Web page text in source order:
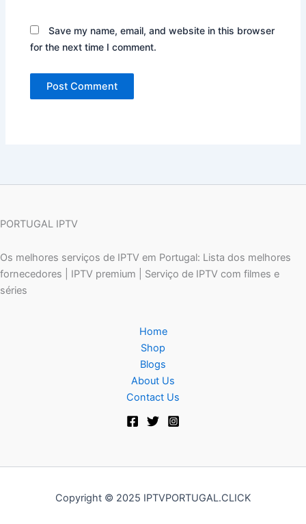
Save my name, email, and website in this browser
for the next time I comment.
PORTUGAL IPTV
Os melhores serviços de IPTV em Portugal: Lista dos melhores
fornecedores | IPTV premium | Serviço de IPTV com filmes e
séries
Home
Shop
Blogs
About Us
Contact Us
Copyright © 2025 IPTVPORTUGAL.CLICK